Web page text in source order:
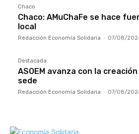
Chaco
Chaco: AMuChaFe se hace
local
Redacción Economía Solidaria - 07/08/
Destacada
ASOEM avanza con la
sede
Redacción Economía Solidaria - 07/08/